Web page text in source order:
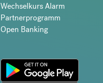
Wechselkurs Alarm
Partnerprogramm
Open Banking